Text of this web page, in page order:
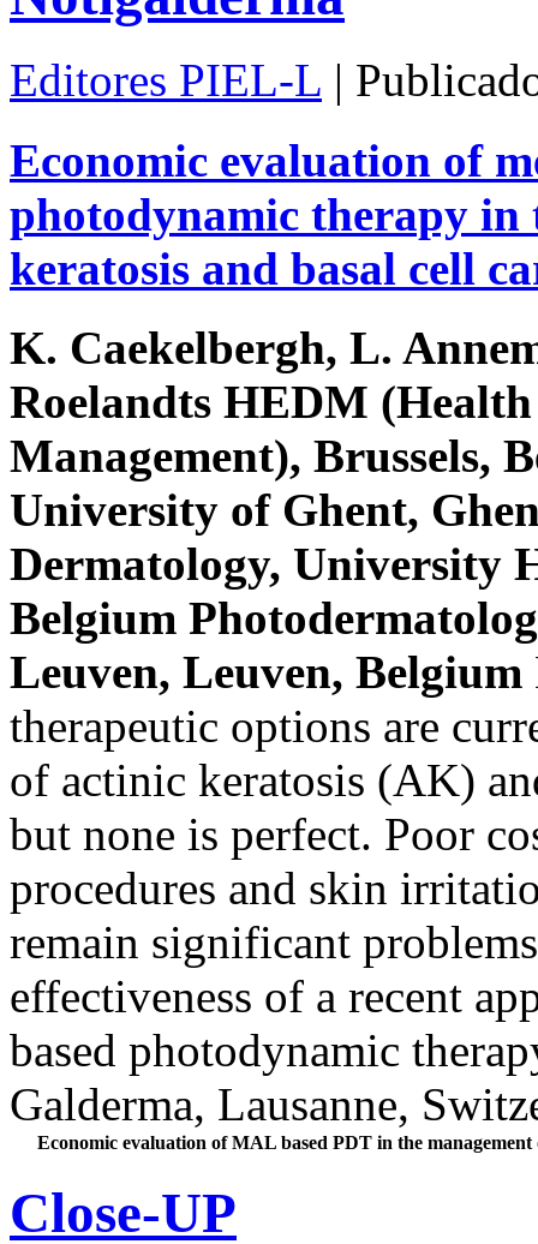
Editores PIEL-L |
Economic evaluation of
photodynamic therapy in
keratosis and basal cell
K. Caekelbergh, L.
Roelandts HEDM (Health
Management), Brussels,
University of Ghent,
Dermatology, University
Belgium
Leuven, Leuven, Belgium
therapeutic options are
of actinic keratosis (AK)
but none is perfect. Poor
procedures and skin
remain significant
effectiveness of a recent
based photodynamic
Galderma, Lausanne,
Economic evaluation of MAL based PDT in the
Close-UP